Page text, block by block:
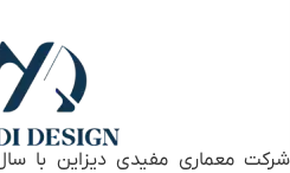
شرکت معماری مفیدی دیزاین با